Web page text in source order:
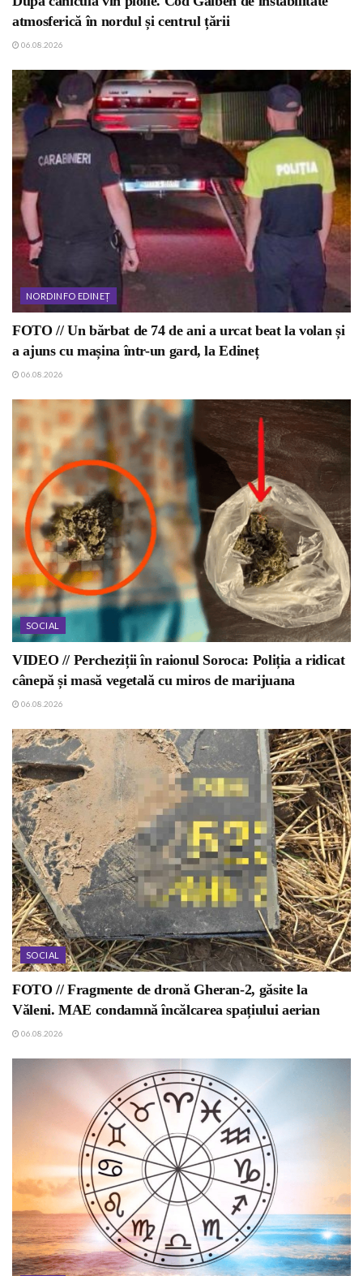
atmosferică în nordul și centrul țării
06.08.2026
NORDINFO EDINEȚ
FOTO // Un bărbat de 74 de ani a urcat beat la volan și
a ajuns cu mașina într-un gard, la Edineț
06.08.2026
SOCIAL
VIDEO // Percheziții în raionul Soroca: Poliția a ridicat
cânepă și masă vegetală cu miros de marijuana
06.08.2026
SOCIAL
FOTO // Fragmente de dronă Gheran-2, găsite la
Văleni. MAE condamnă încălcarea spațiului aerian
06.08.2026